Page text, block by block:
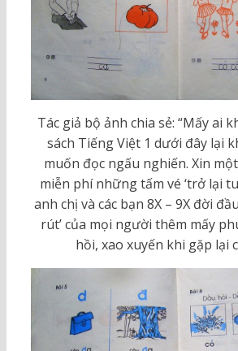
Tác giả bộ ảnh chia sẻ: “Mấy ai
sách Tiếng Việt 1 dưới đây lại
muốn đọc ngấu nghiến. Xin
miễn phí những tấm vé ‘trở lại
anh chị và các bạn 8X – 9X đời
rút’ của mọi người thêm mấy
hồi, xao xuyến khi gặp lại